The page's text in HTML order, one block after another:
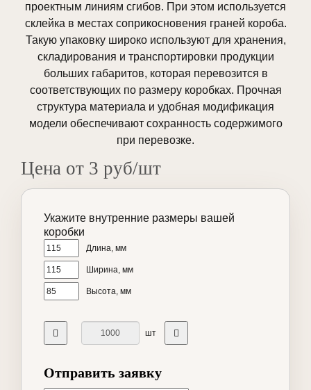
проектным линиям сгибов. При этом используется
склейка в местах соприкосновения граней короба.
Такую упаковку широко используют для хранения,
складирования и транспортировки продукции
больших габаритов, которая перевозится в
соответствующих по размеру коробках. Прочная
структура материала и удобная модификация
модели обеспечивают сохранность содержимого
при перевозке.
Цена от 3 руб/шт
Укажите внутренние размеры вашей
коробки
Длина, мм
Ширина, мм
Высота, мм
шт
Отправить заявку